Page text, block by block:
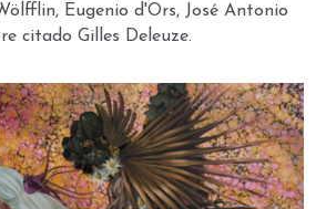
Eugenio d'Ors, José Antonio
citado Gilles Deleuze.